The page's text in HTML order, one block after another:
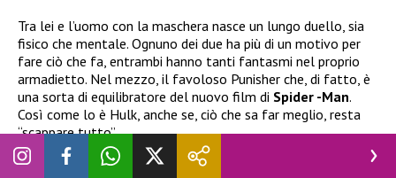
Tra lei e l’uomo con la maschera nasce un lungo duello, sia
fisico che mentale. Ognuno dei due ha più di un motivo per
fare ciò che fa, entrambi hanno tanti fantasmi nel proprio
armadietto. Nel mezzo, il favoloso Punisher che, di fatto, è
una sorta di equilibratore del nuovo film di Spider -Man.
Così come lo è Hulk, anche se, ciò che sa far meglio, resta
“scappare tutto”.